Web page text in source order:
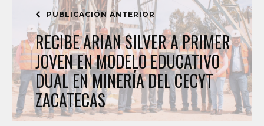
PUBLICACIÓN ANTERIOR
RECIBE ARIAN SILVER A PRIMER
JOVEN EN MODELO EDUCATIVO
DUAL EN MINERÍA DEL CECYT
ZACATECAS